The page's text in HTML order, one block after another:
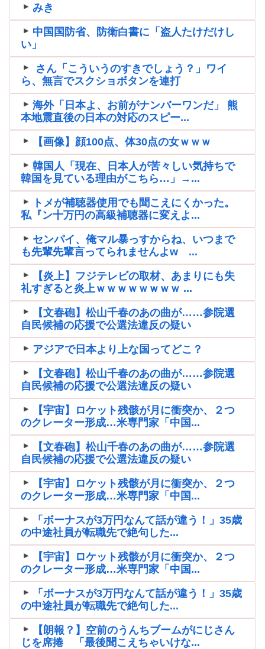
みき
中国国防省、防衛白書に「盗人たけだけし
い」
さん「こういうのすきでしょう？」ワイ
ら、無言でスクショボタンを連打
海外「日本よ、お前がナンバーワンだ」 熊
本地震直後の日本の対応のスピー...
【画像】顔100点、体30点の女ｗｗｗ
韓国人「現在、日本人が苦々しい気持ちで
韓国を見ている理由がこちら…」→...
トメが補聴器使用でも聞こえにくかった。
私『ン十万円の高級補聴器に変えよ...
センパイ、俺マル暴っすからね、いつまで
も先輩先輩言ってられませんよw ...
【炎上】フジテレビの取材、あまりにも失
礼すぎると炎上ｗｗｗｗｗｗｗｗ ...
【文春砲】松山千春のあの曲が……参院選
自民候補の応援で公選法違反の疑い
アジアで日本より上な国ってどこ？
【文春砲】松山千春のあの曲が……参院選
自民候補の応援で公選法違反の疑い
【宇宙】ロケット残骸が月に衝突か、２つ
のクレーター形成…米専門家「中国...
【文春砲】松山千春のあの曲が……参院選
自民候補の応援で公選法違反の疑い
【宇宙】ロケット残骸が月に衝突か、２つ
のクレーター形成…米専門家「中国...
「ボーナスが3万円なんて話が違う！」35歳
の中途社員が転職先で絶句した...
【宇宙】ロケット残骸が月に衝突か、２つ
のクレーター形成…米専門家「中国...
「ボーナスが3万円なんて話が違う！」35歳
の中途社員が転職先で絶句した...
【朗報？】空前のうんちブームがにじさん
じを席捲 「最後聞こえちゃいけな...